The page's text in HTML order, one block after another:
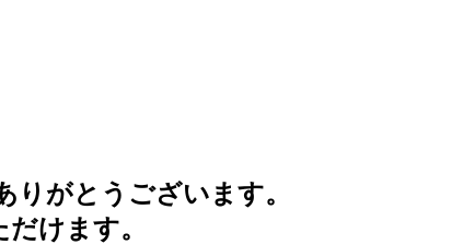
りがとうございます。
けます。